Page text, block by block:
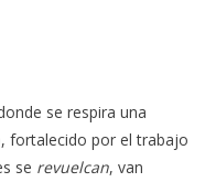
se respira una
fortalecido por el trabajo
se revuelcan, van